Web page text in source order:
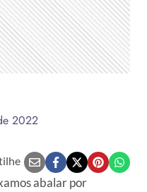
2022
abalar por